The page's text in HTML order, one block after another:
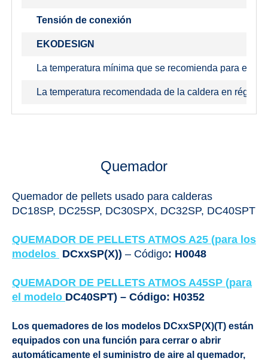
Tensión de conexión
EKODESIGN
La temperatura mínima que se recomienda para el
La temperatura recomendada de la caldera en
Quemador
Quemador de pellets usado para calderas
DC18SP, DC25SP, DC30SPX, DC32SP, DC40SPT
QUEMADOR DE PELLETS ATMOS A25 (para los
modelos DCxxSP(X)) – Código: H0048
QUEMADOR DE PELLETS ATMOS A45SP (para
el modelo DC40SPT) – Código: H0352
Los quemadores de los modelos DCxxSP(X)(T) están
equipados con una función para cerrar o abrir
automáticamente el suministro de aire al quemador,